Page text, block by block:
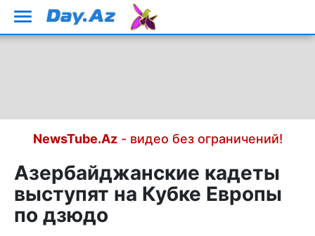
NewsTube.Az- видео без ограничений!
Азербайджанские кадеты
выступят на Кубке Европы
по дзюдо